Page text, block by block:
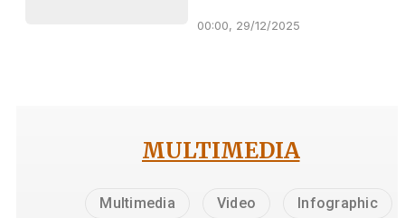
00:00, 29/12/2025
MULTIMEDIA
Multimedia Video Infographic